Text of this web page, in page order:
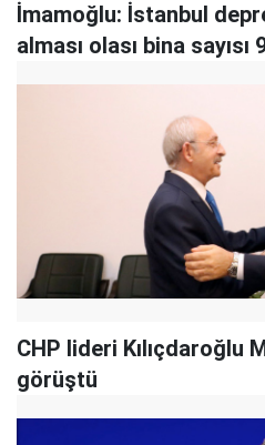
İmamoğlu: İstanbul
alması olası bina sayısı
CHP lideri Kılıçdaroğlu
görüştü